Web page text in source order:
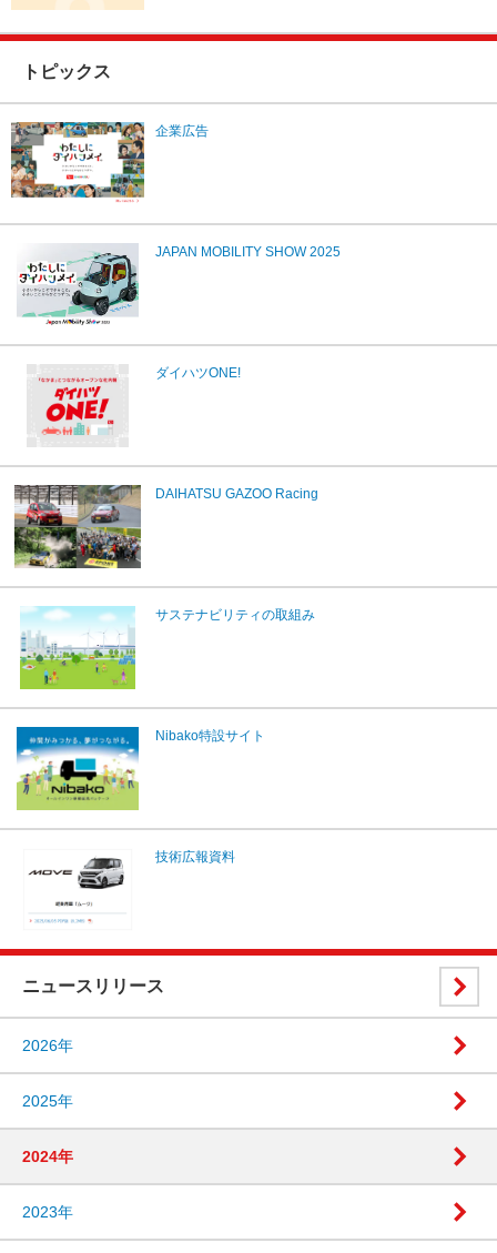
トピックス
企業広告
JAPAN MOBILITY SHOW 2025
ダイハツONE!
DAIHATSU GAZOO Racing
サステナビリティの取組み
Nibako特設サイト
技術広報資料
ニュースリリース
2026年
2025年
2024年
2023年